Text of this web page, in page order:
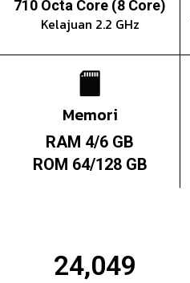
710 Octa Core (8 Core)
Kelajuan 2.2 GHz
Memori
RAM 4/6 GB
ROM 64/128 GB
24,049